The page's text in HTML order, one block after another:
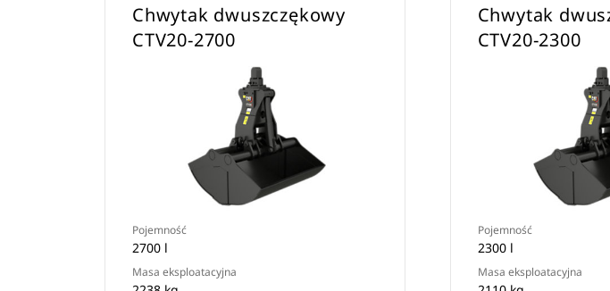
Chwytak dwuszczękowy
CTV20-2700
Pojemność
2700 l
Masa eksploatacyjna
Chwytak
CTV20-2300
Pojemność
2300 l
Masa eksploatacyjna